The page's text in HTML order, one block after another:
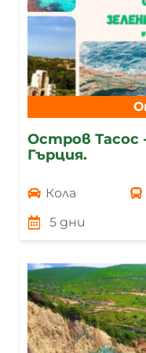
Остров Тасос
Гърция.
Кола
5 дни